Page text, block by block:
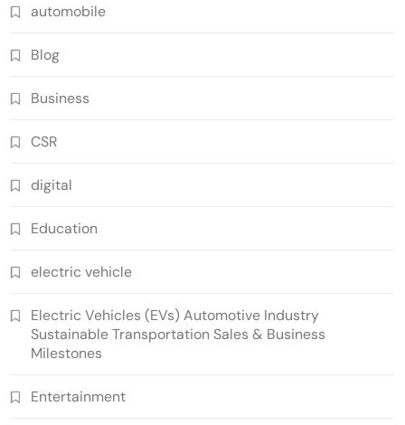
automobile
Blog
Business
CSR
digital
Education
electric vehicle
Electric Vehicles (EVs) Automotive Industry
Sustainable Transportation Sales & Business
Milestones
Entertainment